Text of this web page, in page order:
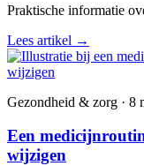
Praktische informatie
Lees artikel →
Gezondheid & zorg · 8
Een
wijzigen